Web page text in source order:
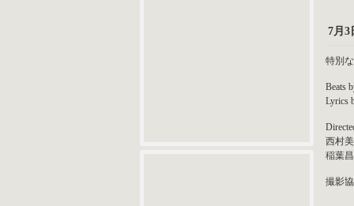
7月3
特別
Beats
Lyrics
西村
稲葉
撮影